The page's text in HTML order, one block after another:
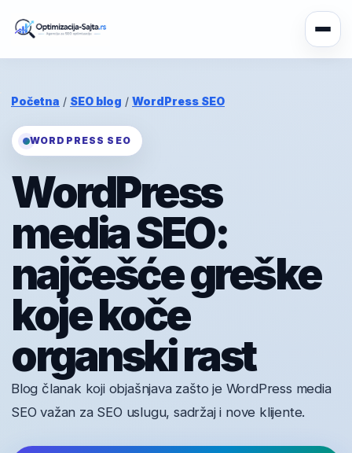
Početna / SEO blog / WordPress SEO
WORDPRESS SEO
WordPress
media SEO:
najčešće greške
koje koče
organski rast
Blog članak koji objašnjava zašto je WordPress media
SEO važan za SEO uslugu, sadržaj i nove klijente.